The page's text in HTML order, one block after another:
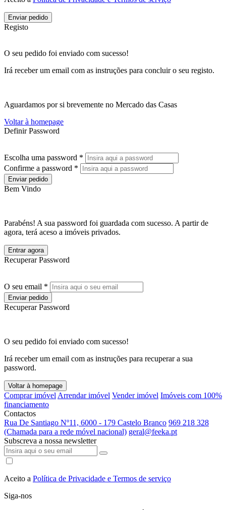
Enviar pedido
Registo
O seu pedido foi enviado com sucesso!
Irá receber um email com as instruções para concluir o seu registo.
Aguardamos por si brevemente no Mercado das Casas
Voltar à homepage
Definir Password
Escolha uma password *
Confirme a password *
Enviar pedido
Bem Vindo
Parabéns! A sua password foi guardada com sucesso. A partir de
agora, terá aceso a imóveis privados.
Entrar agora
Recuperar Password
O seu email *
Enviar pedido
Recuperar Password
O seu pedido foi enviado com sucesso!
Irá receber um email com as instruções para recuperar a sua
password.
Voltar à homepage
Comprar imóvel Arrendar imóvel Vender imóvel Imóveis com 100%
financiamento
Contactos
Rua De Santiago Nº11, 6000 - 179 Castelo Branco 969 218 328
(Chamada para a rede móvel nacional) geral@feeka.pt
Subscreva a nossa newsletter
Aceito a Política de Privacidade e Termos de serviço
Siga-nos